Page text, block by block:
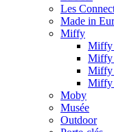
Les
Made in
Miffy
Miffy
Miffy
Miffy
Miffy
Moby
Musée
Outdoor